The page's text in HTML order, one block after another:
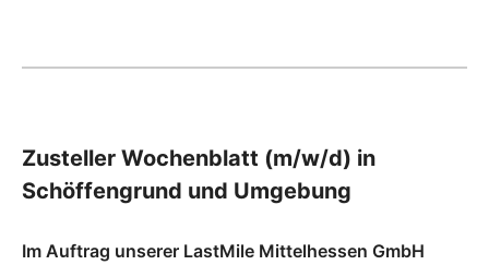
Zusteller Wochenblatt (m/w/d) in
Schöffengrund und Umgebung
Im Auftrag unserer LastMile Mittelhessen GmbH